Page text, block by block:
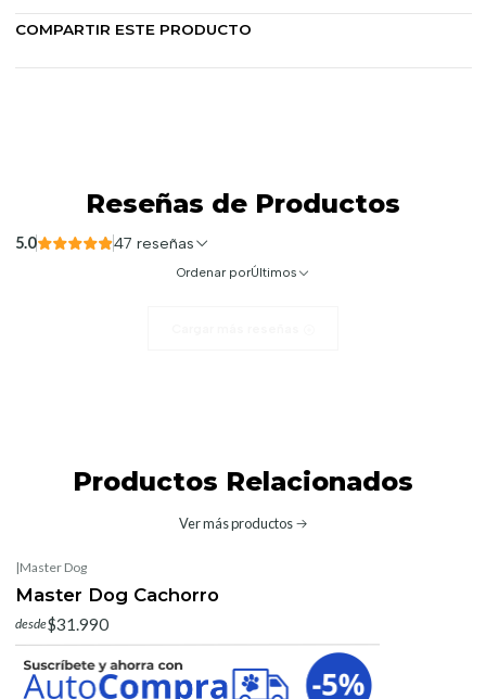
COMPARTIR ESTE PRODUCTO
Reseñas de Productos
5.0 47 reseñas
Ordenar porÚltimos
Productos Relacionados
Ver más productos
|Master Dog
Master Dog Cachorro
desde$31.990